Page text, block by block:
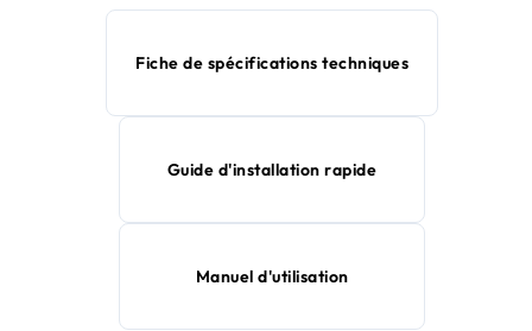
Fiche de spécifications techniques
Guide d'installation rapide
Manuel d'utilisation